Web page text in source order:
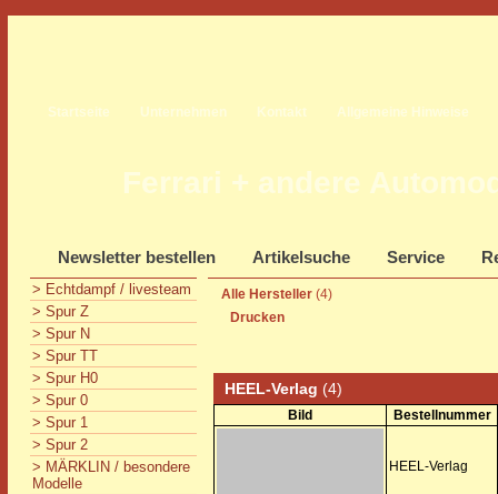
Startseite Unternehmen Kontakt Allgemeine Hinweise
Ferrari + andere
Newsletter bestellen Artikelsuche Service
> Echtdampf / livesteam
> Spur Z
> Spur N
> Spur TT
> Spur H0
> Spur 0
> Spur 1
> Spur 2
> MÄRKLIN / besondere
Modelle
Alle Hersteller (4)
Drucken
HEEL-Verlag (4)
Bild Bestellnummer
HEEL-Verlag